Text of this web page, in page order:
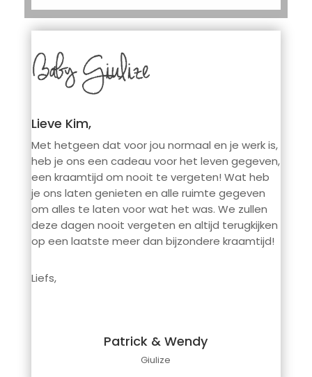
Lieve Kim,
Met hetgeen dat voor jou normaal en je werk is,
heb je ons een cadeau voor het leven gegeven,
een kraamtijd om nooit te vergeten! Wat heb
je ons laten genieten en alle ruimte gegeven
om alles te laten voor wat het was. We zullen
deze dagen nooit vergeten en altijd terugkijken
op een laatste meer dan bijzondere kraamtijd!
Liefs,
Patrick & Wendy
Giulize